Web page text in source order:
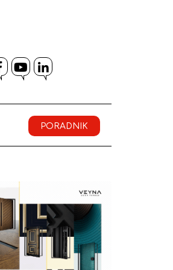
Facebook
YouTube
LinkedIn
PORADNIK